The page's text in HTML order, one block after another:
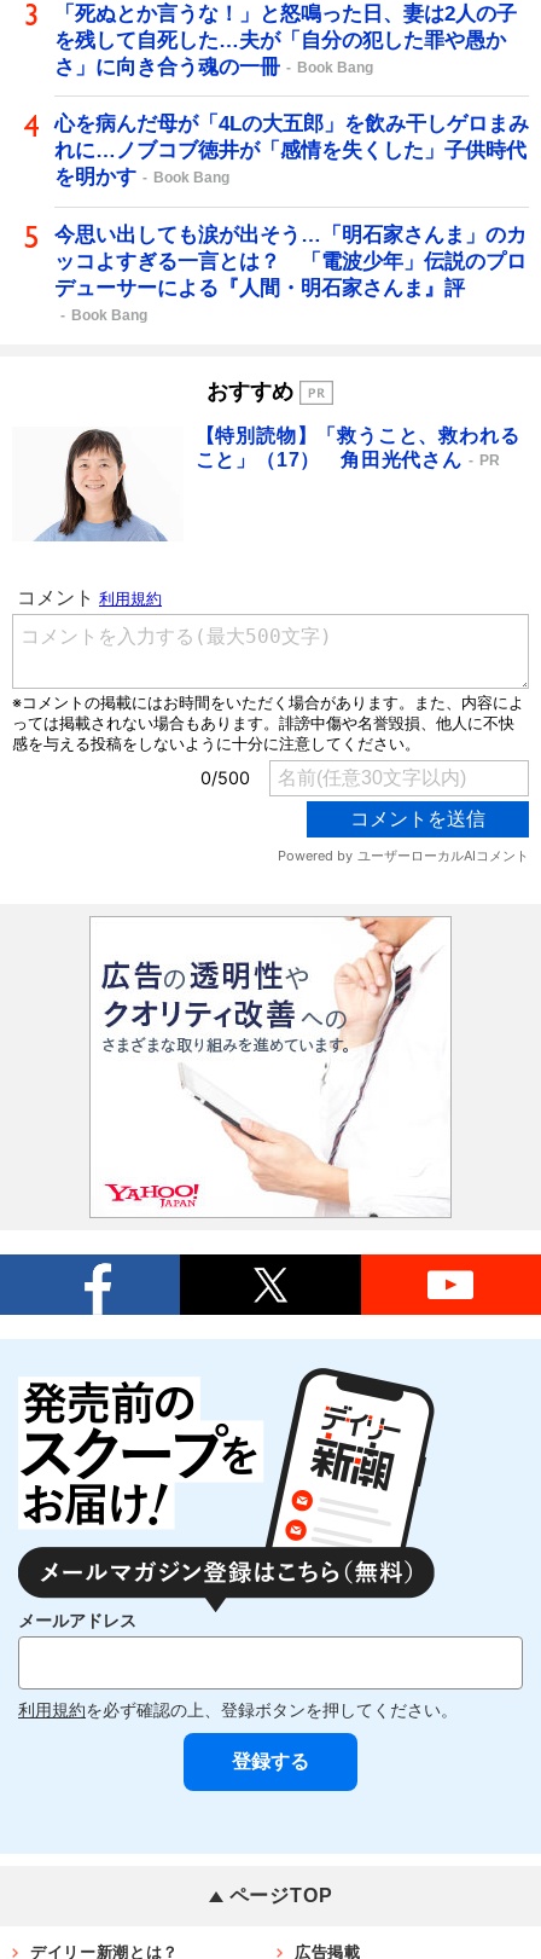
「死ぬとか言うな！」と怒鳴った日、妻は2人の子
を残して自死した…夫が「自分の犯した罪や愚か
さ」に向き合う魂の一冊
Book Bang
心を病んだ母が「4Lの大五郎」を飲み干しゲロまみ
れに…ノブコブ徳井が「感情を失くした」子供時代
を明かす
Book Bang
今思い出しても涙が出そう…「明石家さんま」のカ
ッコよすぎる一言とは？ 「電波少年」伝説のプロ
デューサーによる『人間・明石家さんま』評
Book Bang
おすすめ
【特別読物】「救うこと、救われる
こと」（17） 角田光代さん
PR
メールアドレス
利用規約を必ず確認の上、登録ボタンを押してください。
ページTOP
デイリー新潮とは？ 広告掲載